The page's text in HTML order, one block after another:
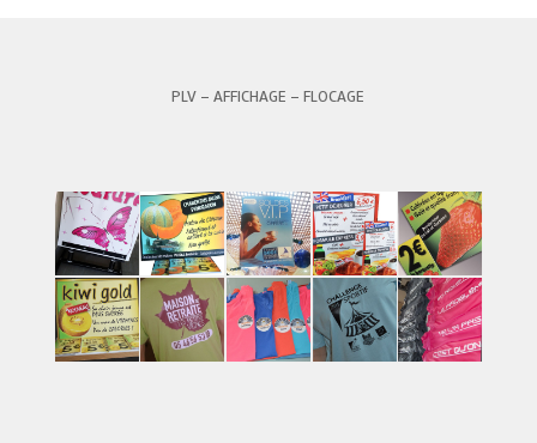
PLV – AFFICHAGE – FLOCAGE